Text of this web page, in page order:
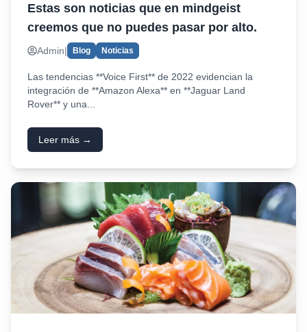
Estas son noticias que en mindgeist
creemos que no puedes pasar por alto.
Admin| Blog Noticias
Las tendencias **Voice First** de 2022 evidencian la
integración de **Amazon Alexa** en **Jaguar Land
Rover** y una...
Leer más →